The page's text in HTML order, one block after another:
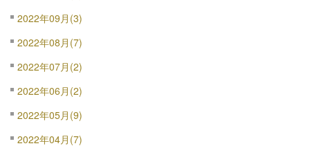
2022年09月(3)
2022年08月(7)
2022年07月(2)
2022年06月(2)
2022年05月(9)
2022年04月(7)